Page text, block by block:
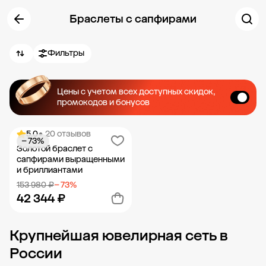
Браслеты с сапфирами
Фильтры
Цены с учетом всех доступных скидок,
промокодов и бонусов
5.0• 20 отзывов
Золотой браслет с
сапфирами выращенными
и бриллиантами
153 980 ₽− 73%
42 344 ₽
− 73%
Добавить в корзину
Крупнейшая ювелирная сеть в
России